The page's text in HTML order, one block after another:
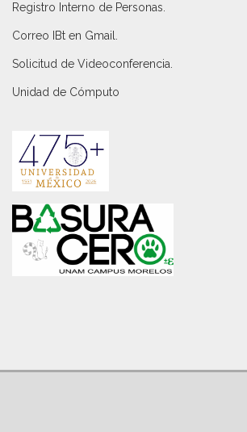
Registro Interno de Personas
Correo IBt en Gmail
Solicitud de Videoconferencia.
Unidad de Cómputo